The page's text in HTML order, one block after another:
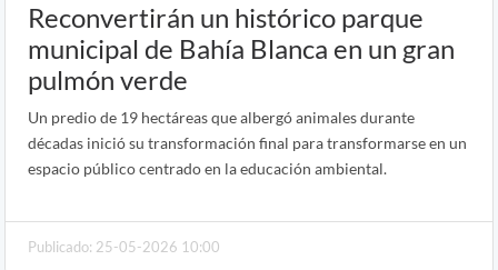
Reconvertirán un histórico parque
municipal de Bahía Blanca en un gran
pulmón verde
Un predio de 19 hectáreas que albergó animales durante
décadas inició su transformación final para transformarse en un
espacio público centrado en la educación ambiental.
Publicado: 25-05-2026 10:00